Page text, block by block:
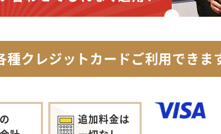
種クレジットカードご利用できま
追加料金は